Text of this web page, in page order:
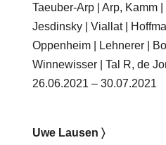
Taeuber-Arp | Arp, Kamm |
Jesdinsky | Viallat |
Oppenheim | Lehnerer |
Winnewisser | Tal R, de
26.06.2021 – 30.07.2021
Uwe Lausen 〉